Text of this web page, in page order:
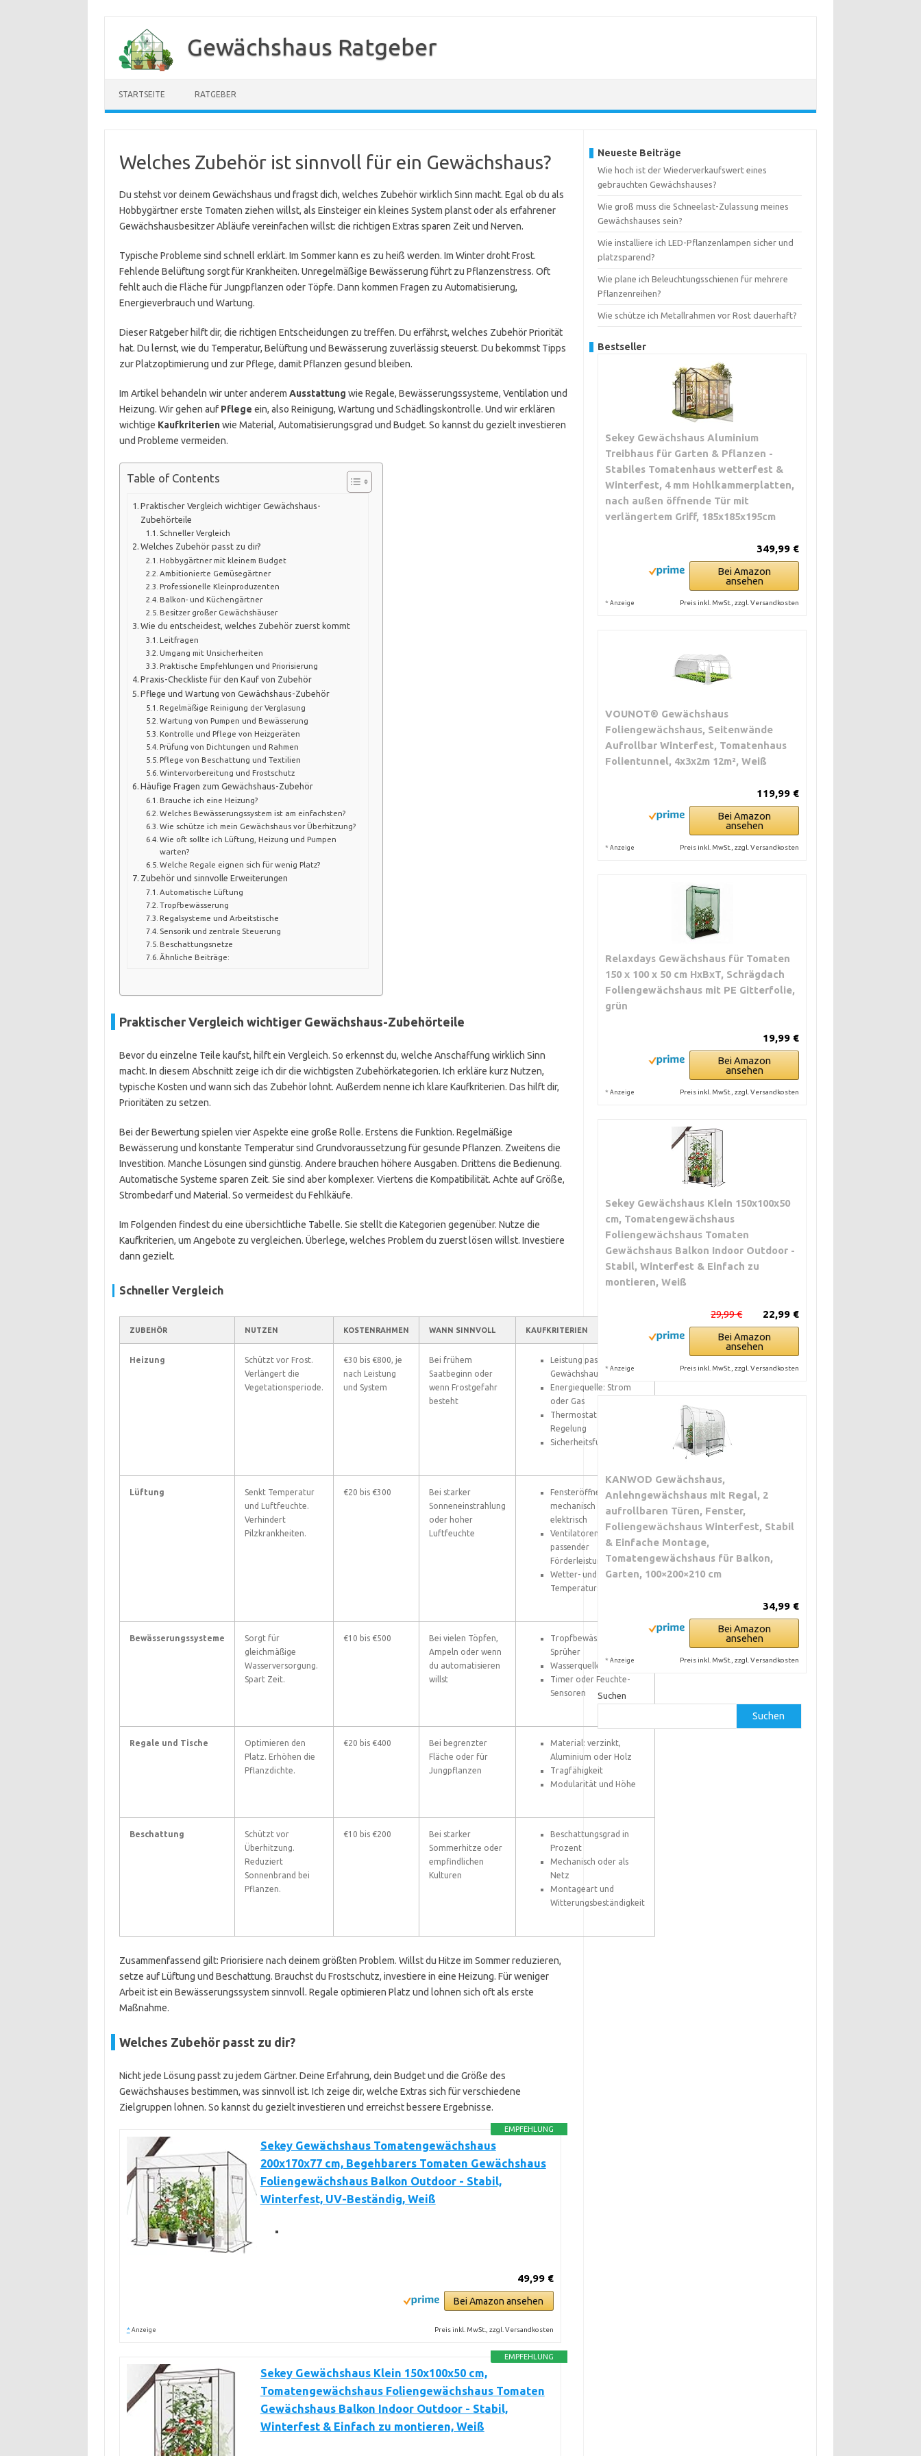
springen
Gewächshaus Ratgeber
STARTSEITE RATGEBER
Welches Zubehör ist sinnvoll für ein Gewächshaus?
Du stehst vor deinem Gewächshaus und fragst dich, welches Zubehör wirklich Sinn macht. Egal ob du als
Hobbygärtner erste Tomaten ziehen willst, als Einsteiger ein kleines System planst oder als erfahrener
Gewächshausbesitzer Abläufe vereinfachen willst: die richtigen Extras sparen Zeit und Nerven.
Typische Probleme sind schnell erklärt. Im Sommer kann es zu heiß werden. Im Winter droht Frost.
Fehlende Belüftung sorgt für Krankheiten. Unregelmäßige Bewässerung führt zu Pflanzenstress. Oft
fehlt auch die Fläche für Jungpflanzen oder Töpfe. Dann kommen Fragen zu Automatisierung,
Energieverbrauch und Wartung.
Dieser Ratgeber hilft dir, die richtigen Entscheidungen zu treffen. Du erfährst, welches Zubehör Priorität
hat. Du lernst, wie du Temperatur, Belüftung und Bewässerung zuverlässig steuerst. Du bekommst Tipps
zur Platzoptimierung und zur Pflege, damit Pflanzen gesund bleiben.
Im Artikel behandeln wir unter anderem Ausstattung wie Regale, Bewässerungssysteme, Ventilation und
Heizung. Wir gehen auf Pflege ein, also Reinigung, Wartung und Schädlingskontrolle. Und wir erklären
wichtige Kaufkriterienwie Material, Automatisierungsgrad und Budget. So kannst du gezielt investieren
und Probleme vermeiden.
Table of Contents
Praktischer Vergleich wichtiger Gewächshaus-
Zubehörteile
Schneller Vergleich
Welches Zubehör passt zu dir?
Hobbygärtner mit kleinem Budget
Ambitionierte Gemüsegärtner
Professionelle Kleinproduzenten
Balkon- und Küchengärtner
Besitzer großer Gewächshäuser
Wie du entscheidest, welches Zubehör zuerst kommt
Leitfragen
Umgang mit Unsicherheiten
Praktische Empfehlungen und Priorisierung
Praxis-Checkliste für den Kauf von Zubehör
Pflege und Wartung von Gewächshaus-Zubehör
Regelmäßige Reinigung der Verglasung
Wartung von Pumpen und Bewässerung
Kontrolle und Pflege von Heizgeräten
Prüfung von Dichtungen und Rahmen
Pflege von Beschattung und Textilien
Wintervorbereitung und Frostschutz
Häufige Fragen zum Gewächshaus-Zubehör
Brauche ich eine Heizung?
Welches Bewässerungssystem ist am einfachsten?
Wie schütze ich mein Gewächshaus vor Überhitzung?
Wie oft sollte ich Lüftung, Heizung und Pumpen
warten?
Welche Regale eignen sich für wenig Platz?
Zubehör und sinnvolle Erweiterungen
Automatische Lüftung
Tropfbewässerung
Regalsysteme und Arbeitstische
Sensorik und zentrale Steuerung
Beschattungsnetze
Ähnliche Beiträge:
Praktischer Vergleich wichtiger Gewächshaus-Zubehörteile
Bevor du einzelne Teile kaufst, hilft ein Vergleich. So erkennst du, welche Anschaffung wirklich Sinn
macht. In diesem Abschnitt zeige ich dir die wichtigsten Zubehörkategorien. Ich erkläre kurz Nutzen,
typische Kosten und wann sich das Zubehör lohnt. Außerdem nenne ich klare Kaufkriterien. Das hilft dir,
Prioritäten zu setzen.
Bei der Bewertung spielen vier Aspekte eine große Rolle. Erstens die Funktion. Regelmäßige
Bewässerung und konstante Temperatur sind Grundvoraussetzung für gesunde Pflanzen. Zweitens die
Investition. Manche Lösungen sind günstig. Andere brauchen höhere Ausgaben. Drittens die Bedienung.
Automatische Systeme sparen Zeit. Sie sind aber komplexer. Viertens die Kompatibilität. Achte auf Größe,
Strombedarf und Material. So vermeidest du Fehlkäufe.
Im Folgenden findest du eine übersichtliche Tabelle. Sie stellt die Kategorien gegenüber. Nutze die
Kaufkriterien, um Angebote zu vergleichen. Überlege, welches Problem du zuerst lösen willst. Investiere
dann gezielt.
Schneller Vergleich
ZUBEHÖR NUTZEN KOSTENRAHMEN WANN SINNVOLL KAUFKRITERIEN
Heizung
Schützt vor Frost.
Verlängert die
Vegetationsperiode.
€30 bis €800, je
nach Leistung
und System
Bei frühem
Saatbeginn oder
wenn Frostgefahr
besteht
Leistung passend zur
Gewächshausgröße
Energiequelle: Strom
oder Gas
Thermostat für
Regelung
Sicherheitsfunktionen
Lüftung
Senkt Temperatur
und Luftfeuchte.
Verhindert
Pilzkrankheiten.
€20 bis €300
Bei starker
Sonneneinstrahlung
oder hoher
Luftfeuchte
Fensteröffner
mechanisch oder
elektrisch
Ventilatoren mit
passender
Förderleistung
Wetter- und
Temperatursteuerung
Bewässerungssysteme
Sorgt für
gleichmäßige
Wasserversorgung.
Spart Zeit.
€10 bis €500
Bei vielen Töpfen,
Ampeln oder wenn
du automatisieren
willst
Tropfbewässerung vs.
Sprüher
Wasserquelle und Druck
Timer oder Feuchte-
Sensoren
Regale und Tische
Optimieren den
Platz. Erhöhen die
Pflanzdichte.
€20 bis €400
Bei begrenzter
Fläche oder für
Jungpflanzen
Material: verzinkt,
Aluminium oder Holz
Tragfähigkeit
Modularität und Höhe
Beschattung
Schützt vor
Überhitzung.
Reduziert
Sonnenbrand bei
Pflanzen.
€10 bis €200
Bei starker
Sommerhitze oder
empfindlichen
Kulturen
Beschattungsgrad in
Prozent
Mechanisch oder als
Netz
Montageart und
Witterungsbeständigkeit
Zusammenfassend gilt: Priorisiere nach deinem größten Problem. Willst du Hitze im Sommer reduzieren,
setze auf Lüftung und Beschattung. Brauchst du Frostschutz, investiere in eine Heizung. Für weniger
Arbeit ist ein Bewässerungssystem sinnvoll. Regale optimieren Platz und lohnen sich oft als erste
Maßnahme.
Welches Zubehör passt zu dir?
Nicht jede Lösung passt zu jedem Gärtner. Deine Erfahrung, dein Budget und die Größe des
Gewächshauses bestimmen, was sinnvoll ist. Ich zeige dir, welche Extras sich für verschiedene
Zielgruppen lohnen. So kannst du gezielt investieren und erreichst bessere Ergebnisse.
EMPFEHLUNG
Sekey Gewächshaus Tomatengewächshaus
200x170x77 cm, Begehbarers Tomaten Gewächshaus
Foliengewächshaus Balkon Outdoor - Stabil,
Winterfest, UV-Beständig, Weiß
49,99 €
Bei Amazon ansehen
* Anzeige Preis inkl. MwSt., zzgl. Versandkosten
EMPFEHLUNG
Sekey Gewächshaus Klein 150x100x50 cm,
Tomatengewächshaus Foliengewächshaus Tomaten
Gewächshaus Balkon Indoor Outdoor - Stabil,
Winterfest & Einfach zu montieren, Weiß
Neueste Beiträge
Wie hoch ist der Wiederverkaufswert eines
gebrauchten Gewächshauses?
Wie groß muss die Schneelast-Zulassung meines
Gewächshauses sein?
Wie installiere ich LED-Pflanzenlampen sicher und
platzsparend?
Wie plane ich Beleuchtungsschienen für mehrere
Pflanzenreihen?
Wie schütze ich Metallrahmen vor Rost dauerhaft?
Bestseller
Sekey Gewächshaus Aluminium
Treibhaus für Garten & Pflanzen -
Stabiles Tomatenhaus wetterfest &
Winterfest, 4 mm Hohlkammerplatten,
nach außen öffnende Tür mit
verlängertem Griff, 185x185x195cm
349,99 €
Bei Amazon
ansehen
* Anzeige Preis inkl. MwSt., zzgl. Versandkosten
VOUNOT® Gewächshaus
Foliengewächshaus, Seitenwände
Aufrollbar Winterfest, Tomatenhaus
Folientunnel, 4x3x2m 12m², Weiß
119,99 €
Bei Amazon
ansehen
* Anzeige Preis inkl. MwSt., zzgl. Versandkosten
Relaxdays Gewächshaus für Tomaten
150 x 100 x 50 cm HxBxT, Schrägdach
Foliengewächshaus mit PE Gitterfolie,
grün
19,99 €
Bei Amazon
ansehen
* Anzeige Preis inkl. MwSt., zzgl. Versandkosten
Sekey Gewächshaus Klein 150x100x50
cm, Tomatengewächshaus
Foliengewächshaus Tomaten
Gewächshaus Balkon Indoor Outdoor -
Stabil, Winterfest & Einfach zu
montieren, Weiß
22,99 €
29,99 €
Bei Amazon
ansehen
* Anzeige Preis inkl. MwSt., zzgl. Versandkosten
KANWOD Gewächshaus,
Anlehngewächshaus mit Regal, 2
aufrollbaren Türen, Fenster,
Foliengewächshaus Winterfest, Stabil
& Einfache Montage,
Tomatengewächshaus für Balkon,
Garten, 100×200×210 cm
34,99 €
Bei Amazon
ansehen
* Anzeige Preis inkl. MwSt., zzgl. Versandkosten
Suchen
Suchen